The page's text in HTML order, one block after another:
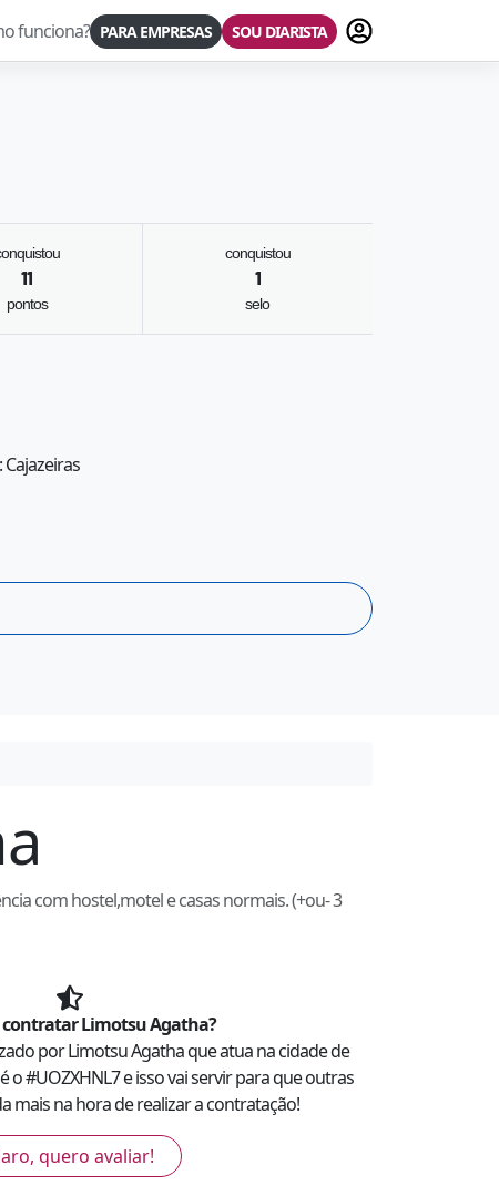
funciona? PARA EMPRESAS SOU DIARISTA Fazer login
11
pontos
conquistou
1
selo
com hostel,motel e casas normais. (+ou- 3
contratarLimotsu Agatha?
porLimotsu Agathaque atua na cidade de
o #UOZXHNL7e isso vai servir para que outras
mais na hora de realizar a contratação!
quero avaliar!